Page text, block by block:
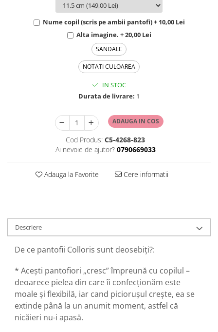
Nume copil (scris pe ambii pantofi) + 10,00 Lei
Alta imagine. + 20,00 Lei
SANDALE
NOTATI CULOAREA
IN STOC
Durata de livrare: 1
ADAUGA IN COS
Cod Produs: C5-4268-823
Ai nevoie de ajutor? 0790669033
Adauga la Favorite Cere informatii
Descriere
De ce pantofii Colloris sunt deosebiți?:
* Acești pantofiori „cresc” împreună cu copilul –
deoarece pielea din care îi confecționăm este
moale și flexibilă, iar cand picioruşul crește, ea se
extinde până la un anumit moment, astfel că
nicăieri nu-i apasă.